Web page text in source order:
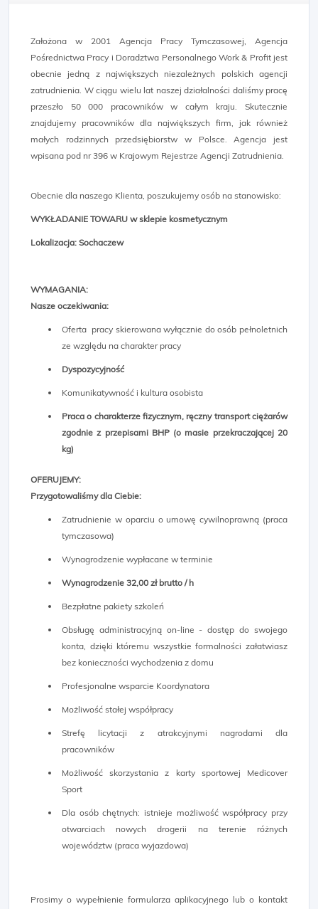
Założona w 2001 Agencja Pracy Tymczasowej, Agencja
Pośrednictwa Pracy i Doradztwa Personalnego Work & Profit jest
obecnie jedną z największych niezależnych polskich agencji
zatrudnienia. W ciągu wielu lat naszej działalności daliśmy pracę
przeszło 50 000 pracowników w całym kraju. Skutecznie
znajdujemy pracowników dla największych firm, jak również
małych rodzinnych przedsiębiorstw w Polsce. Agencja jest
wpisana pod nr 396 w Krajowym Rejestrze Agencji Zatrudnienia.
Obecnie dla naszego Klienta, poszukujemy osób na stanowisko:
WYKŁADANIE TOWARU w sklepie kosmetycznym
Lokalizacja: Sochaczew
WYMAGANIA:
Nasze oczekiwania:
Oferta pracy skierowana wyłącznie do osób pełnoletnich
ze względu na charakter pracy
Dyspozycyjność
Komunikatywność i kultura osobista
Praca o charakterze fizycznym, ręczny transport ciężarów
zgodnie z przepisami BHP (o masie przekraczającej 20
kg)
OFERUJEMY:
Przygotowaliśmy dla Ciebie:
Zatrudnienie w oparciu o umowę cywilnoprawną (praca
tymczasowa)
Wynagrodzenie wypłacane w terminie
Wynagrodzenie 32,00 zł brutto / h
Bezpłatne pakiety szkoleń
Obsługę administracyjną on-line - dostęp do swojego
konta, dzięki któremu wszystkie formalności załatwiasz
bez konieczności wychodzenia z domu
Profesjonalne wsparcie Koordynatora
Możliwość stałej współpracy
Strefę licytacji z atrakcyjnymi nagrodami dla
pracowników
Możliwość skorzystania z karty sportowej Medicover
Sport
Dla osób chętnych: istnieje możliwość współpracy przy
otwarciach nowych drogerii na terenie różnych
województw (praca wyjazdowa)
Prosimy o wypełnienie formularza aplikacyjnego lub o kontakt